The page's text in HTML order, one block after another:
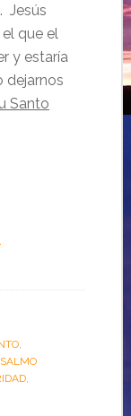
Jesús
que el
y estaría
dejarnos
Santo
,
SALMO
,